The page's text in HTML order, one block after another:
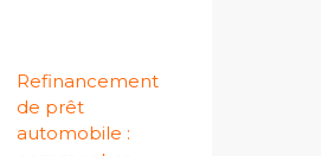
Refinancement
de prêt
automobile :